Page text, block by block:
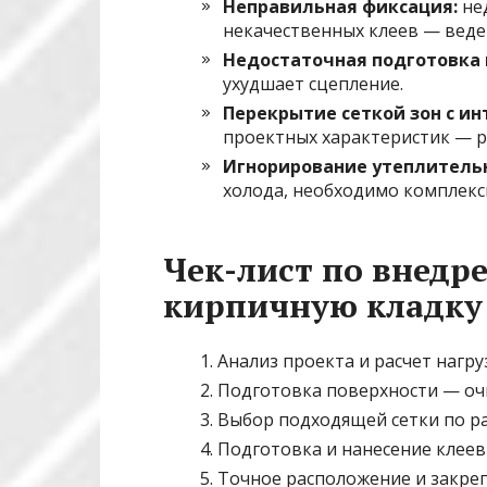
Неправильная фиксация:
некачественных клеев —
Недостаточная подготовка
ухудшает сцепление.
Перекрытие сеткой зон с
проектных характеристик —
Игнорирование
холода, необходимо
Чек-лист по
кирпичную кладку
Анализ проекта и расчет
Подготовка поверхности —
Выбор подходящей сетки по
Подготовка и нанесение
Точное расположение и